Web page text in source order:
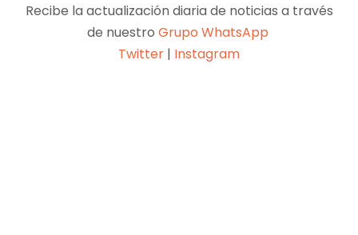
Recibe la actualización diaria de noticias a través
de nuestro Grupo WhatsApp
Twitter | Instagram